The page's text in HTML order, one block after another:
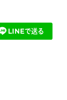
LINEで送る